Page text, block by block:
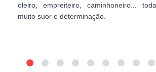
oleiro, empreiteiro, caminhoneiro...
muito suor e determinação.